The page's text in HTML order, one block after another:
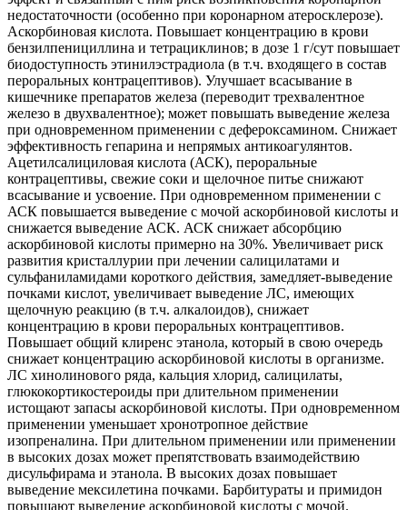
недостаточности (особенно при коронарном атеросклерозе).
Аскорбиновая кислота. Повышает концентрацию в крови
бензилпенициллина и тетрациклинов; в дозе 1 г/сут повышает
биодоступность этинилэстрадиола (в т.ч. входящего в состав
пероральных контрацептивов). Улучшает всасывание в
кишечнике препаратов железа (переводит трехвалентное
железо в двухвалентное); может повышать выведение железа
при одновременном применении с дефероксамином. Снижает
эффективность гепарина и непрямых антикоагулянтов.
Ацетилсалициловая кислота (АСК), пероральные
контрацептивы, свежие соки и щелочное питье снижают
всасывание и усвоение. При одновременном применении с
АСК повышается выведение с мочой аскорбиновой кислоты и
снижается выведение АСК. АСК снижает абсорбцию
аскорбиновой кислоты примерно на 30%. Увеличивает риск
развития кристаллурии при лечении салицилатами и
сульфаниламидами короткого действия, замедляет-выведение
почками кислот, увеличивает выведение ЛС, имеющих
щелочную реакцию (в т.ч. алкалоидов), снижает
концентрацию в крови пероральных контрацептивов.
Повышает общий клиренс этанола, который в свою очередь
снижает концентрацию аскорбиновой кислоты в организме.
ЛС хинолинового ряда, кальция хлорид, салицилаты,
глюкокортикостероиды при длительном применении
истощают запасы аскорбиновой кислоты. При одновременном
применении уменьшает хронотропное действие
изопреналина. При длительном применении или применении
в высоких дозах может препятствовать взаимодействию
дисульфирама и этанола. В высоких дозах повышает
выведение мексилетина почками. Барбитураты и примидон
повышают выведение аскорбиновой кислоты с мочой.